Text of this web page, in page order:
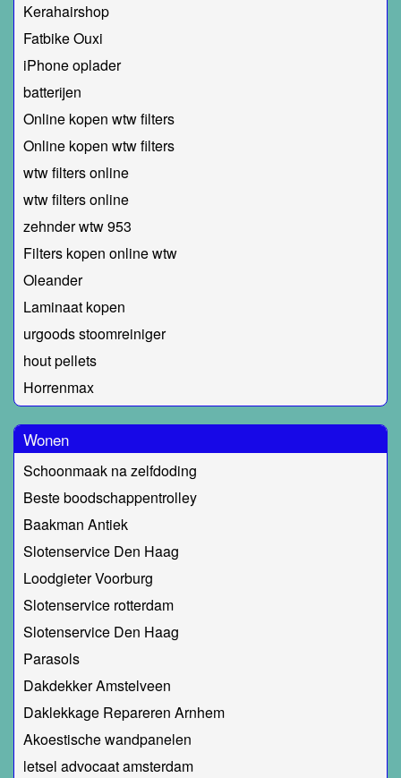
Kerahairshop
Fatbike Ouxi
iPhone oplader
batterijen
Online kopen wtw filters
Online kopen wtw filters
wtw filters online
wtw filters online
zehnder wtw 953
Filters kopen online wtw
Oleander
Laminaat kopen
urgoods stoomreiniger
hout pellets
Horrenmax
Wonen
Schoonmaak na zelfdoding
Beste boodschappentrolley
Baakman Antiek
Slotenservice Den Haag
Loodgieter Voorburg
Slotenservice rotterdam
Slotenservice Den Haag
Parasols
Dakdekker Amstelveen
Daklekkage Repareren Arnhem
Akoestische wandpanelen
letsel advocaat amsterdam